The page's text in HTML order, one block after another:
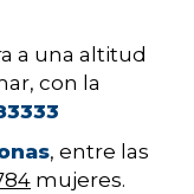
a una altitud
con la
, entre las
mujeres.